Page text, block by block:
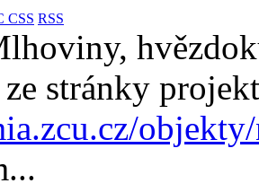
CSS RSS
stránky